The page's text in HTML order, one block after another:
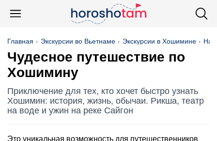
Главная Экскурсии во Вьетнаме Экскурсии в Хошимине На
Чудесное путешествие по
Хошимину
Приключение для тех, кто хочет быстро узнать
Хошимин: история, жизнь, обычаи. Рикша, театр
на воде и ужин на реке Сайгон
Это уникальная возможность для путешественников